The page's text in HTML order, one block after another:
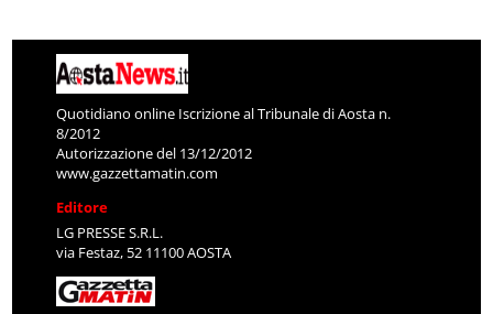
Quotidiano online Iscrizione al Tribunale di Aosta n.
8/2012
Autorizzazione del 13/12/2012
www.gazzettamatin.com
Editore
LG PRESSE S.R.L.
via Festaz, 52 11100 AOSTA